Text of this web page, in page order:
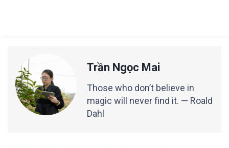
Trần Ngọc Mai
Those who don’t believe in
magic will never find it. — Roald
Dahl